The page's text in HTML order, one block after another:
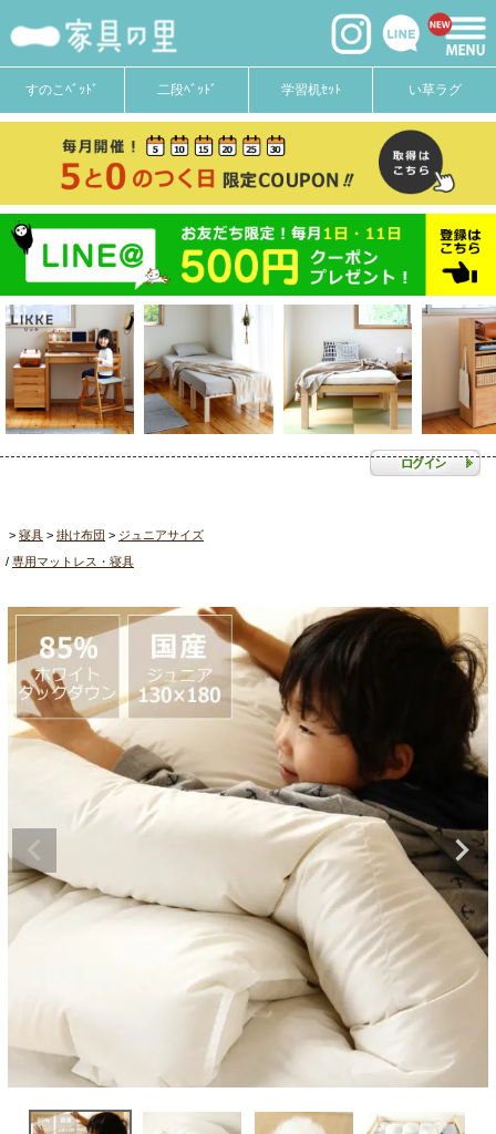
すのこﾍﾞｯﾄﾞ 二段ﾍﾞｯﾄﾞ 学習机ｾｯﾄ い草ラグ
寝具 掛け布団
ジュニアサイズ
専用マットレス・寝具